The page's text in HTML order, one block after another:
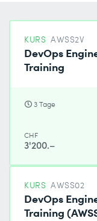
KURS AWSS2V
DevOps
Training
3 Tage
CHF
3'200.–
KURS AWSS02
DevOps
Training